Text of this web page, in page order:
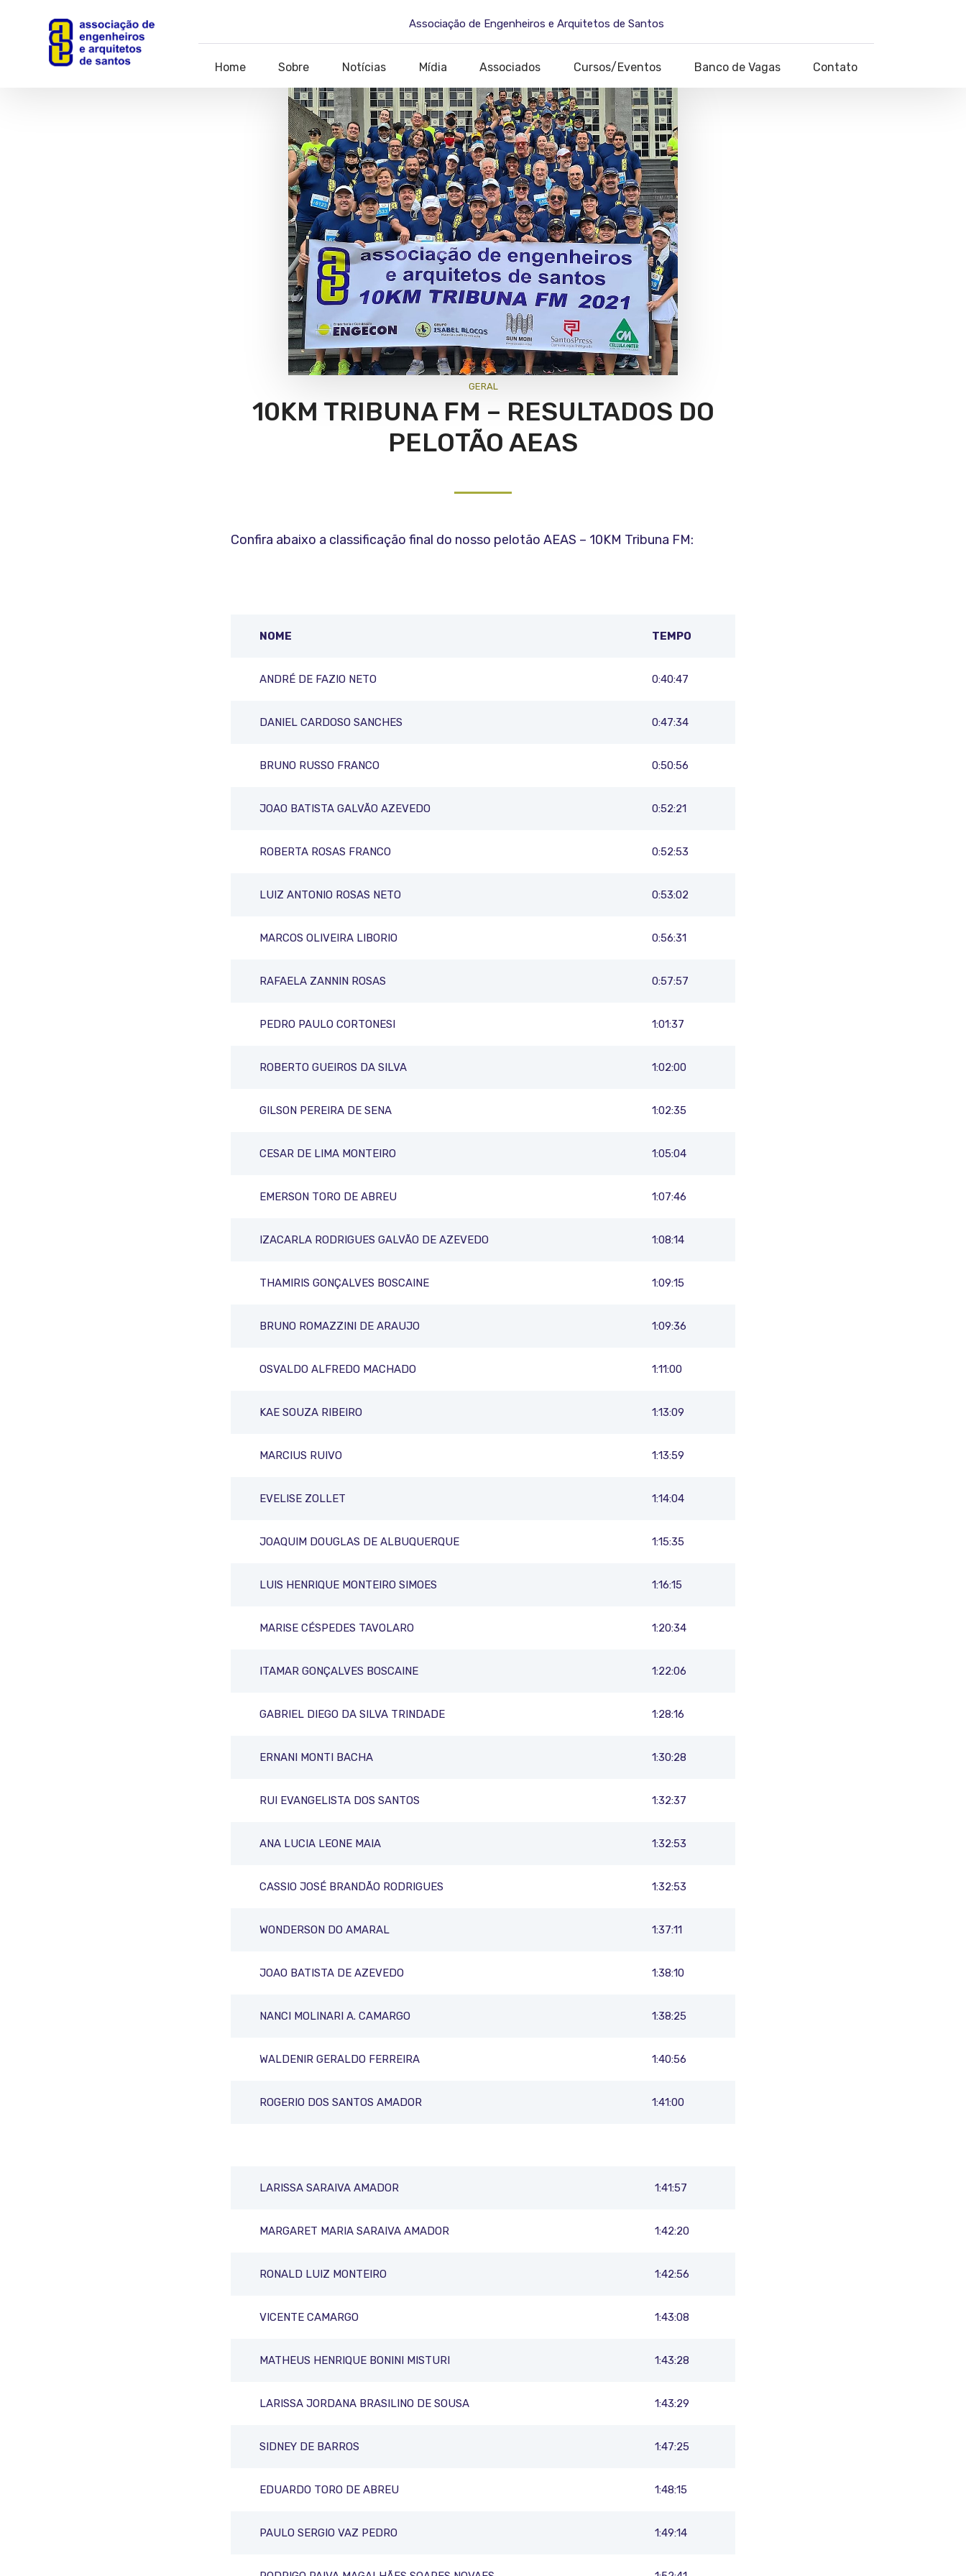
Associação de Engenheiros e Arquitetos de Santos
Home Sobre Notícias Mídia Associados Cursos/Eventos Banco de Vagas Contato
GERAL
10KM TRIBUNA FM – RESULTADOS DO
PELOTÃO AEAS
Confira abaixo a classificação final do nosso pelotão AEAS – 10KM Tribuna FM:
NOME TEMPO
ANDRÉ DE FAZIO NETO 0:40:47
DANIEL CARDOSO SANCHES 0:47:34
BRUNO RUSSO FRANCO 0:50:56
JOAO BATISTA GALVÃO AZEVEDO 0:52:21
ROBERTA ROSAS FRANCO 0:52:53
LUIZ ANTONIO ROSAS NETO 0:53:02
MARCOS OLIVEIRA LIBORIO 0:56:31
RAFAELA ZANNIN ROSAS 0:57:57
PEDRO PAULO CORTONESI 1:01:37
ROBERTO GUEIROS DA SILVA 1:02:00
GILSON PEREIRA DE SENA 1:02:35
CESAR DE LIMA MONTEIRO 1:05:04
EMERSON TORO DE ABREU 1:07:46
IZACARLA RODRIGUES GALVÃO DE AZEVEDO 1:08:14
THAMIRIS GONÇALVES BOSCAINE 1:09:15
BRUNO ROMAZZINI DE ARAUJO 1:09:36
OSVALDO ALFREDO MACHADO 1:11:00
KAE SOUZA RIBEIRO 1:13:09
MARCIUS RUIVO 1:13:59
EVELISE ZOLLET 1:14:04
JOAQUIM DOUGLAS DE ALBUQUERQUE 1:15:35
LUIS HENRIQUE MONTEIRO SIMOES 1:16:15
MARISE CÉSPEDES TAVOLARO 1:20:34
ITAMAR GONÇALVES BOSCAINE 1:22:06
GABRIEL DIEGO DA SILVA TRINDADE 1:28:16
ERNANI MONTI BACHA 1:30:28
RUI EVANGELISTA DOS SANTOS 1:32:37
ANA LUCIA LEONE MAIA 1:32:53
CASSIO JOSÉ BRANDÃO RODRIGUES 1:32:53
WONDERSON DO AMARAL 1:37:11
JOAO BATISTA DE AZEVEDO 1:38:10
NANCI MOLINARI A. CAMARGO 1:38:25
WALDENIR GERALDO FERREIRA 1:40:56
ROGERIO DOS SANTOS AMADOR 1:41:00
LARISSA SARAIVA AMADOR 1:41:57
MARGARET MARIA SARAIVA AMADOR 1:42:20
RONALD LUIZ MONTEIRO 1:42:56
VICENTE CAMARGO 1:43:08
MATHEUS HENRIQUE BONINI MISTURI 1:43:28
LARISSA JORDANA BRASILINO DE SOUSA 1:43:29
SIDNEY DE BARROS 1:47:25
EDUARDO TORO DE ABREU 1:48:15
PAULO SERGIO VAZ PEDRO 1:49:14